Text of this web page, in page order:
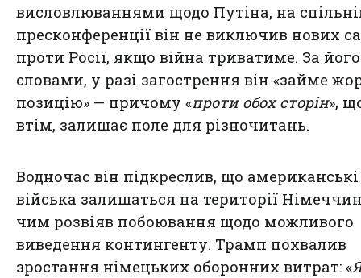
висловлюваннями щодо Путіна, на
пресконференції він не виключив нових
проти Росії, якщо війна триватиме. За його
словами, у разі загострення він «займе
позицію» — причому «проти обох сторін»,
втім, залишає поле для різночитань.
Водночас він підкреслив, що американські
війська залишаться на території
чим розвіяв побоювання щодо можливого
виведення контингенту. Трамп похвалив
зростання німецьких оборонних витрат: «